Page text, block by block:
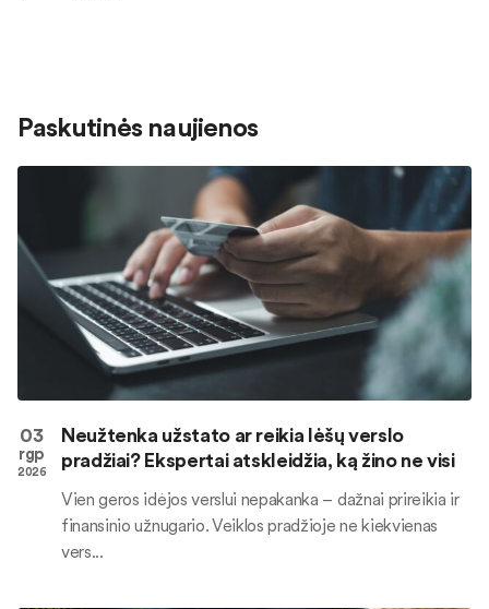
Paskutinės naujienos
03
rgp
2026
Neužtenka užstato ar reikia lėšų verslo
pradžiai? Ekspertai atskleidžia, ką žino ne visi
Vien geros idėjos verslui nepakanka – dažnai prireikia ir
finansinio užnugario. Veiklos pradžioje ne kiekvienas
vers...